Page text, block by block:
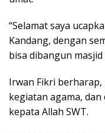
“Selamat saya
Kandang, dengan
bisa dibangun masjid
Irwan Fikri
kegiatan agama,
kepata Allah SWT.